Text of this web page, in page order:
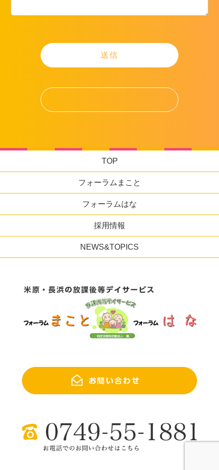
TOP
フォーラムまこと
フォーラムはな
採用情報
NEWS&TOPICS